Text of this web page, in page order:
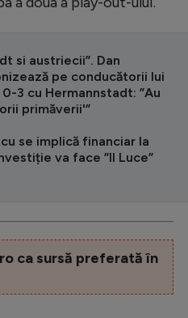
si austriecii”. Dan
pe conducătorii lui
3 cu Hermannstadt: ”Au
primăverii'”
se implică financiar la
va face ”Il Luce”
ca sursă preferată în